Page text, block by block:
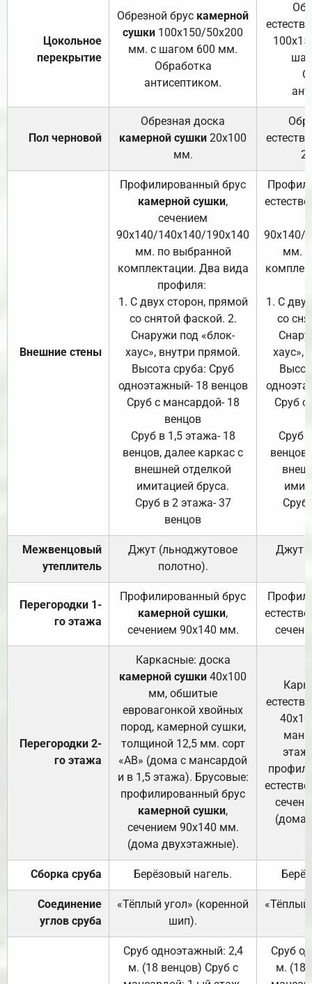
Цокольное
перекрытие
Обрезной брус камерной
сушки 100х150/50х200
мм. с шагом 600 мм.
Обработка
антисептиком.
Пол черновой
Обрезная доска
камерной сушки 20х100
мм.
Внешние стены
Профилированный брус
камерной сушки,
сечением
90х140/140х140/190х140
мм. по выбранной
комплектации. Два вида
профиля:
1. С двух сторон, прямой
со снятой фаской. 2.
Снаружи под «блок-
хаус», внутри прямой.
Высота сруба: Сруб
одноэтажный- 18 венцов
Сруб с мансардой- 18
венцов
Сруб в 1,5 этажа- 18
венцов, далее каркас с
внешней отделкой
имитацией бруса.
Сруб в 2 этажа- 37
венцов
90х140/
мм.
1. С
со
хаус»,
Сруб с
Сруб
Сруб
Межвенцовый
утеплитель
Джут (льноджутовое
полотно).
Джут
Перегородки 1-
го этажа
Профилированный брус
камерной сушки,
сечением 90х140 мм.
Перегородки 2-
го этажа
Каркасные: доска
камерной сушки 40х100
мм, обшитые
евровагонкой хвойных
пород, камерной сушки,
толщиной 12,5 мм. сорт
«АВ» (дома с мансардой
и в 1,5 этажа). Брусовые:
профилированный брус
камерной сушки,
сечением 90х140 мм.
(дома двухэтажные).
(дома
Сборка сруба Берёзовый нагель.
Соединение
углов сруба
«Тёплый угол» (коренной
шип).
«Тёплый
Сруб одноэтажный: 2,4
м. (18 венцов) Сруб с
Сруб
м. (18